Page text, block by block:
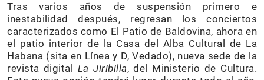
Tras varios años de suspensión primero e
inestabilidad después, regresan los conciertos
caracterizados como El Patio de Baldovina, ahora en
el patio interior de la Casa del Alba Cultural de La
Habana (sita en Línea y D, Vedado), nueva sede de la
revista digital La Jiribilla, del Ministerio de Cultura.